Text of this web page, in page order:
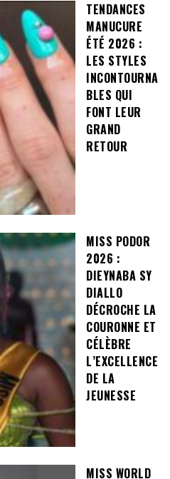
TENDANCES
MANUCURE
ÉTÉ 2026 :
LES STYLES
INCONTOURNA
BLES QUI
FONT LEUR
GRAND
RETOUR
MISS PODOR
2026 :
DIEYNABA SY
DIALLO
DÉCROCHE LA
COURONNE ET
CÉLÈBRE
L’EXCELLENCE
DE LA
JEUNESSE
MISS WORLD